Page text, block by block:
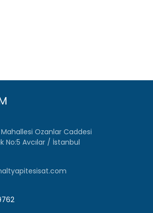
Ozanlar Caddesi
No:5 Avcılar / İstanbul